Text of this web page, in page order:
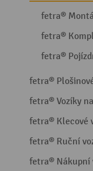
fetra®
fetra®
fetra®
fetra®
fetra® Vozíky
fetra® Klecové
fetra® Ruční
fetra® Nákupní